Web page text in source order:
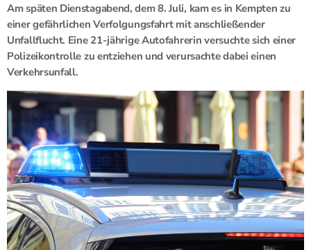
Am späten Dienstagabend, dem 8. Juli, kam es in Kempten zu
einer gefährlichen Verfolgungsfahrt mit anschließender
Unfallflucht. Eine 21-jährige Autofahrerin versuchte sich einer
Polizeikontrolle zu entziehen und verursachte dabei einen
Verkehrsunfall.